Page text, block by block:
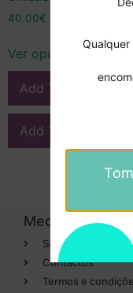
40.00€ –
Ver opções
Add To Compare
Add To Wishlist
Medicamark
Sobre
Contactos
Termos e